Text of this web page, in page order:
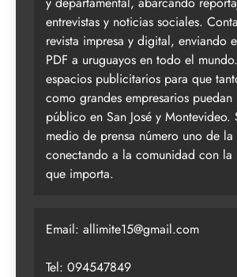
entrevistas y noticias sociales.
revista impresa y digital, enviando
PDF a uruguayos en todo el
espacios publicitarios para que
como grandes empresarios
público en San José y Montevideo.
medio de prensa número uno de la
conectando a la comunidad con la
que importa.
Email: allimite15@gmail.com
Tel: 094547849